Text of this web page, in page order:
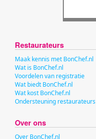
Restaurateurs
Maak kennis met BonChef.nl
Wat is BonChef.nl
Voordelen van registratie
Wat biedt BonChef.nl
Wat kost BonChef.nl
Ondersteuning restaurateurs
Over ons
Over BonChef.nl